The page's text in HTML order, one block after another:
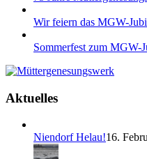
Wir feiern das MGW-
Sommerfest zum MGW-
Aktuelles
Niendorf Helau!16.